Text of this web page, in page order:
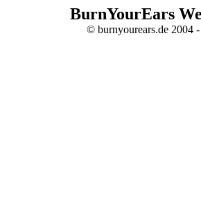
BurnYourEars
© burnyourears.de 2004